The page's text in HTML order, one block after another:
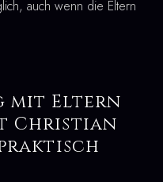
auch wenn die Eltern
mit Eltern
Christian